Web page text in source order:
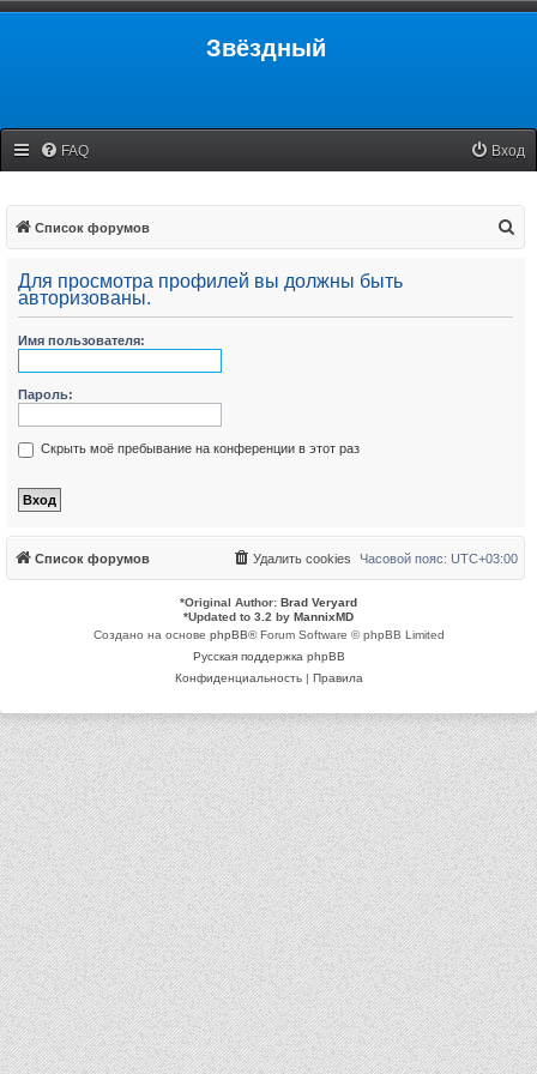
Звёздный
FAQ Вход
Список форумов
Для просмотра профилей вы должны быть
авторизованы.
Имя пользователя:
Пароль:
Скрыть моё пребывание на конференции в этот раз
Список форумов Часовой пояс: UTC+03:00
Удалить cookies
*Original Author: Brad Veryard
*Updated to 3.2 by MannixMD
Создано на основе phpBB® Forum Software © phpBB Limited
Русская поддержка phpBB
Конфиденциальность| Правила